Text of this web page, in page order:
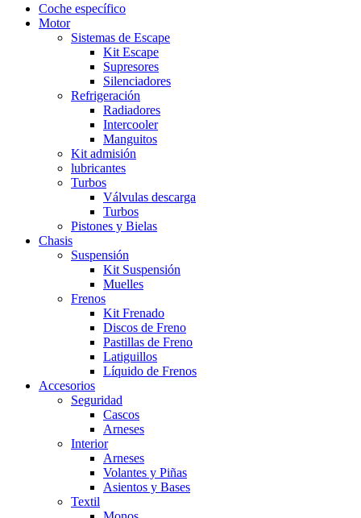
Coche específico
Motor
Sistemas de Escape
Kit Escape
Supresores
Silenciadores
Refrigeración
Radiadores
Intercooler
Manguitos
Kit admisión
lubricantes
Turbos
Válvulas descarga
Turbos
Pistones y Bielas
Chasis
Suspensión
Kit Suspensión
Muelles
Frenos
Kit Frenado
Discos de Freno
Pastillas de Freno
Latiguillos
Líquido de Frenos
Accesorios
Seguridad
Cascos
Arneses
Interior
Arneses
Volantes y Piñas
Asientos y Bases
Textil